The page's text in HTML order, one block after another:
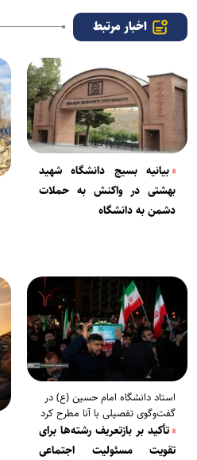
اخبار مرتبط
بیانیه بسیج دانشگاه شهید
بهشتی در واکنش به حملات
دشمن به دانشگاه
استاد دانشگاه امام حسین (ع) در
گفت‌وگوی تفصیلی با آنا مطرح کرد
تأکید بر بازتعریف رشته‌ها برای
تقویت مسئولیت اجتماعی